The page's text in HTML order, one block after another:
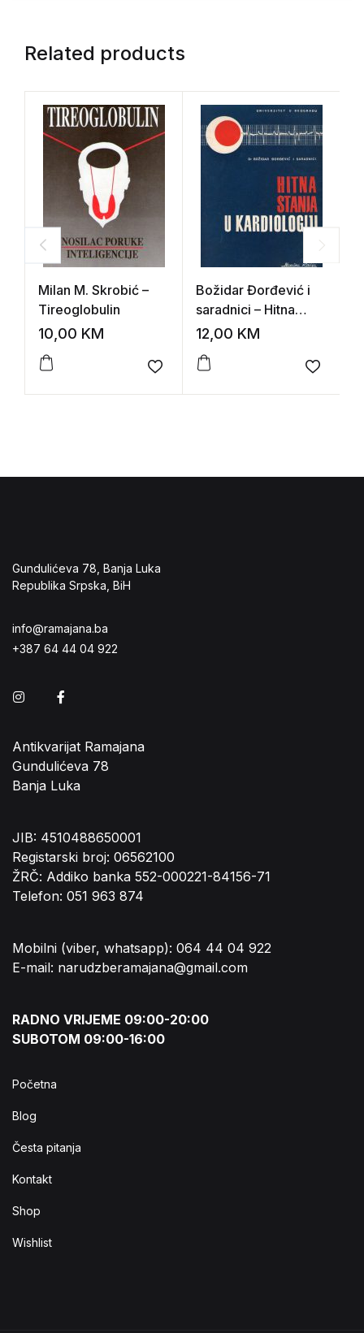
Related products
Milan M. Skrobić –
Tireoglobulin
10,00 KM
Add to wishlist
Božidar Đorđević i
saradnici – Hitna
stanja u kardiologiji
12,00 KM
Add to
Gundulićeva 78, Banja Luka
Republika Srpska, BiH
info@ramajana.ba
+387 64 44 04 922
Instagram
Antikvarijat Ramajana
Gundulićeva 78
Banja Luka
JIB: 4510488650001
Registarski broj: 06562100
ŽRČ: Addiko banka 552-000221-84156-71
Telefon: 051 963 874
Mobilni (viber, whatsapp): 064 44 04 922
E-mail: narudzberamajana@gmail.com
RADNO VRIJEME 09:00-20:00
SUBOTOM 09:00-16:00
Početna
Blog
Česta pitanja
Kontakt
Shop
Wishlist